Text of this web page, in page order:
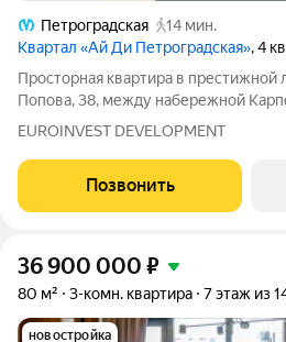
Петроградская
14 мин.
Квартал «Ай Ди Петроградская», 4
Просторная квартира в престижной локации ул.
Попова, 38, между набережной
застройкой Петроградской стороны.
доступности метро
EUROINVEST DEVELOPMENT
Позвонить
36 900 000 ₽
80 м² 3-комн. квартира 7 этаж из
новостройка